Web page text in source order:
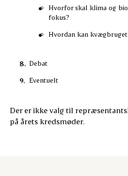
Hvorfor skal klima og
fokus?
Hvordan kan
Debat
Eventuelt
Der er ikke valg til
på årets kredsmøder.